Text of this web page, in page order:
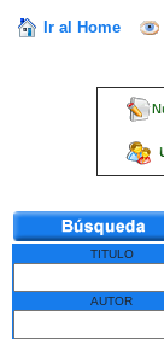
Ir al Home
TITULO
AUTOR